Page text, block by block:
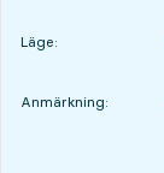
Läge:
LÄGE,
,
Anmärkning: